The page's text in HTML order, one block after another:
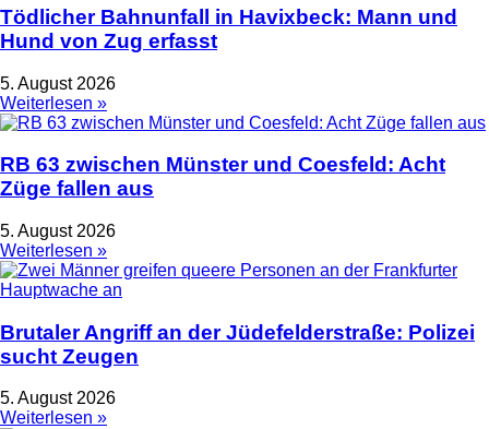
Tödlicher Bahnunfall in Havixbeck: Mann und
Hund von Zug erfasst
5. August 2026
Weiterlesen »
RB 63 zwischen Münster und Coesfeld: Acht
Züge fallen aus
5. August 2026
Weiterlesen »
Brutaler Angriff an der Jüdefelderstraße: Polizei
sucht Zeugen
5. August 2026
Weiterlesen »